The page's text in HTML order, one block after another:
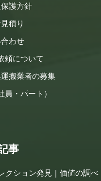
護方針
積り
わせ
頼について
搬業者の募集
・パート）
事
クション発見｜価値の調べ